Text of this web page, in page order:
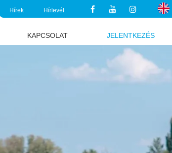
Hírek Hírlevél
KAPCSOLAT JELENTKEZÉS